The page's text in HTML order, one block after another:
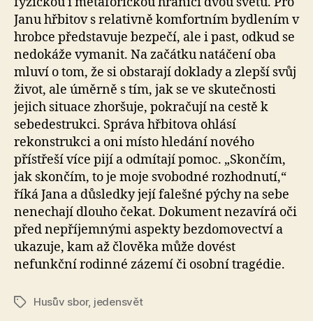
Janu hřbitov s relativně komfortním bydlením v
hrobce představuje bezpečí, ale i past, odkud se
nedokáže vymanit. Na začátku natáčení oba
mluví o tom, že si obstarají doklady a zlepší svůj
život, ale úměrně s tím, jak se ve skutečnosti
jejich situace zhoršuje, pokračují na cestě k
sebedestrukci. Správa hřbitova ohlásí
rekonstrukci a oni místo hledání nového
přístřeší více pijí a odmítají pomoc. „Skončím,
jak skončím, to je moje svobodné rozhodnutí,“
říká Jana a důsledky její falešné pýchy na sebe
nenechají dlouho čekat. Dokument nezavírá oči
před nepříjemnými aspekty bezdomovectví a
ukazuje, kam až člověka může dovést
nefunkční rodinné zázemí či osobní tragédie.
ŠtítkyHusův sbor, jedensvět